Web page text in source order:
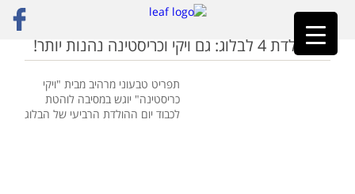
ראשי»ערב טבעוני
יום הולדת 4 לבלוג: גם ויקי וכריסטינה נהנות יותר!
תפריט טבעוני מרהיב מבית "ויקי
כריסטינה" יוגש במסיבה לוהטת
לכבוד יום ההולדת הרביעי של הבלוג